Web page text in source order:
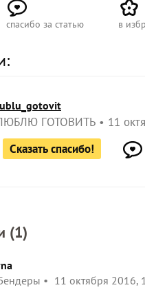
спасибо за статью в
ГОТОВИТЬ
11
Сказать спасибо!
(1)
11 октября 2016,